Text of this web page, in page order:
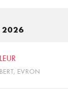
2026
EVRON